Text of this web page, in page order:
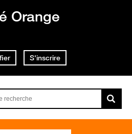
Orange
S'inscrire